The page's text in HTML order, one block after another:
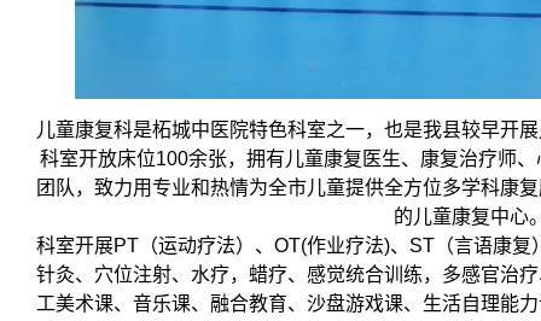
儿童康复科是柘城中医院特色科室之一，也是我县较早开
科室开放床位100余张，拥有儿童康复医生、康复治疗师
团队，致力用专业和热情为全市儿童提供全方位多学科康
的儿童康复中心
科室开展PT（运动疗法）、OT(作业疗法)、ST（言语康
针灸、穴位注射、水疗，蜡疗、感觉统合训练，多感官治
工美术课、音乐课、融合教育、沙盘游戏课、生活自理能